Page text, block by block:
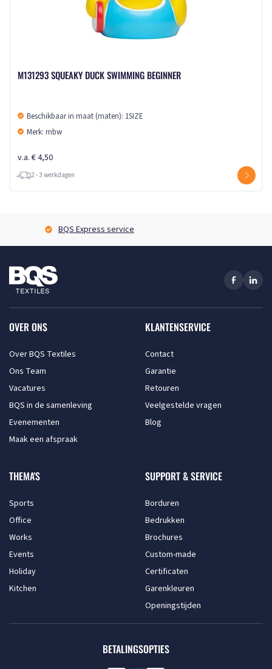
M131293 SQUEAKY DUCK SWIMMING BEGINNER
Beschikbaar in maat (maten): 1SIZE
Merk: mbw
v.a. € 4,50
2 - 3 werkdagen
BQS Express service
OVER ONS
Over BQS Textiles
Ons Team
Vacatures
BQS in de samenleving
Evenementen
Maak een afspraak
KLANTENSERVICE
Contact
Garantie
Retouren
Veelgestelde vragen
Blog
THEMA'S
Sports
Office
Works
Events
Holiday
Kitchen
SUPPORT & SERVICE
Borduren
Bedrukken
Brochures
Custom-made
Certificaten
Garenkleuren
Openingstijden
BETALINGSOPTIES